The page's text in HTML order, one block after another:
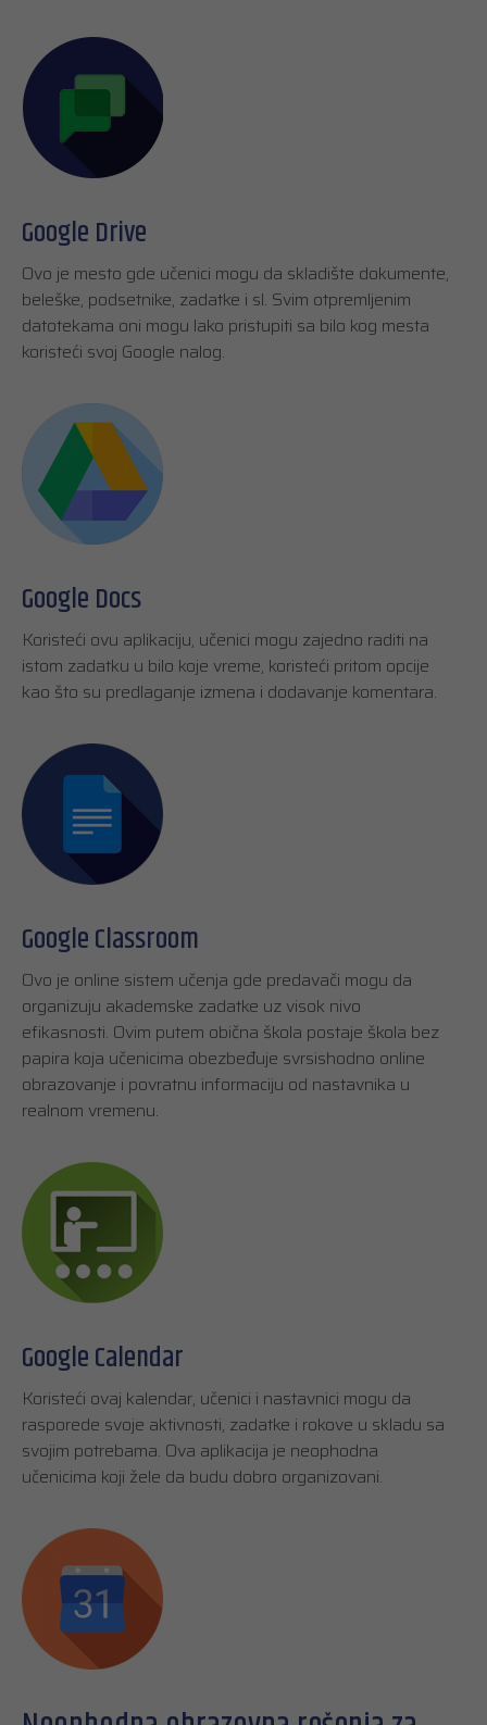
Google Drive
Ovo je mesto gde učenici mogu da skladište dokumente,
beleške, podsetnike, zadatke i sl. Svim otpremljenim
datotekama oni mogu lako pristupiti sa bilo kog mesta
koristeći svoj Google nalog.
Google Docs
Koristeći ovu aplikaciju, učenici mogu zajedno raditi na
istom zadatku u bilo koje vreme, koristeći pritom opcije
kao što su predlaganje izmena i dodavanje komentara.
Google Classroom
Ovo je online sistem učenja gde predavači mogu da
organizuju akademske zadatke uz visok nivo
efikasnosti. Ovim putem obična škola postaje škola bez
papira koja učenicima obezbeđuje svrsishodno online
obrazovanje i povratnu informaciju od nastavnika u
realnom vremenu.
Google Calendar
Koristeći ovaj kalendar, učenici i nastavnici mogu da
rasporede svoje aktivnosti, zadatke i rokove u skladu sa
svojim potrebama. Ova aplikacija je neophodna
učenicima koji žele da budu dobro organizovani.